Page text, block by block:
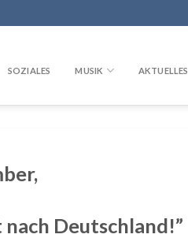
SOZIALES MUSIK AKTUELLES
Deutschland!”